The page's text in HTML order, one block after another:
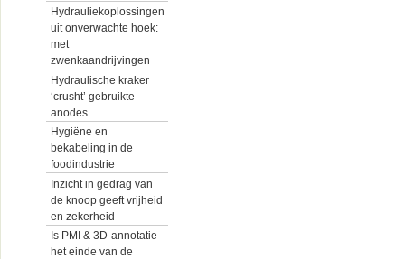
Hydrauliekoplossingen
uit onverwachte hoek:
met
zwenkaandrijvingen
Hydraulische kraker
‘crusht’ gebruikte
anodes
Hygiëne en
bekabeling in de
foodindustrie
Inzicht in gedrag van
de knoop geeft vrijheid
en zekerheid
Is PMI & 3D-annotatie
het einde van de